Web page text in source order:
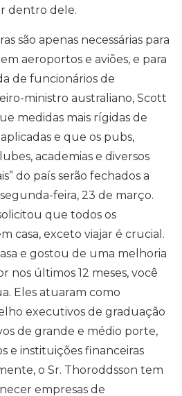
dentro dele.
são apenas necessárias para
aeroportos e aviões, e para
de funcionários de
ministro australiano, Scott
medidas mais rígidas de
e que os pubs,
academias e diversos
do país serão fechados a
feira, 23 de março.
que todos os
casa, exceto viajar é crucial.
e gostou de uma melhoria
nos últimos 12 meses, você
Eles atuaram como
executivos de graduação
de grande e médio porte,
e instituições financeiras
o Sr. Thoroddsson tem
empresas de